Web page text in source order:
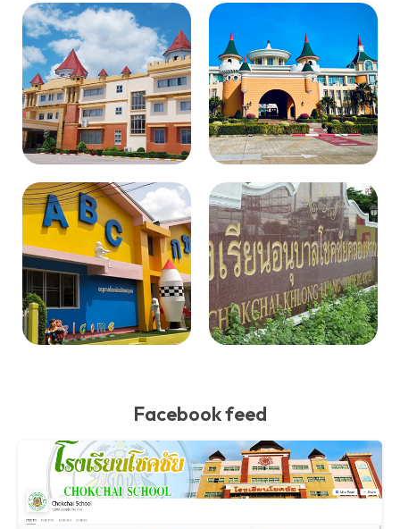
Facebook feed